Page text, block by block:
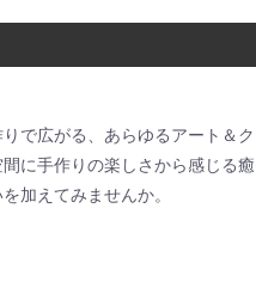
で広がる、あらゆるアート＆ク
に手作りの楽しさから感じる癒
加えてみませんか。